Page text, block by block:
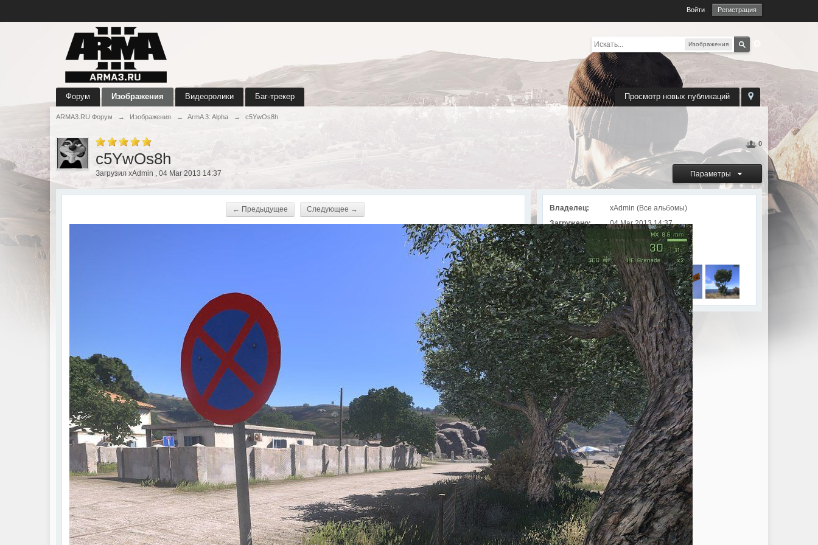
Войти Регистрация
Изображения
Просмотр новых публикаций
Форум Изображения Видеоролики Баг-трекер
ARMA3.RU Форум → Изображения → ArmA 3: Alpha → c5YwOs8h
0
Параметры
c5YwOs8h
Загрузил xAdmin , 04 Mar 2013 14:37
Владелец: xAdmin (Все альбомы)
Загружено:
04 Mar 2013 14:37
Просмотров:
2712
Альбом
ArmA 3: Alpha
← Предыдущее Следующее →